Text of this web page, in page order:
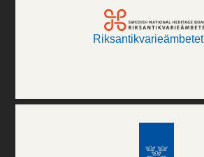
Riksantikvarieämbetet